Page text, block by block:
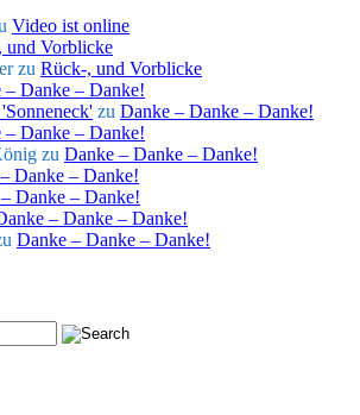
Video ist online
und Vorblicke
zu Rück-, und Vorblicke
– Danke – Danke!
zu Danke – Danke – Danke!
– Danke – Danke!
zu Danke – Danke – Danke!
Danke – Danke!
Danke – Danke!
– Danke – Danke!
Danke – Danke – Danke!